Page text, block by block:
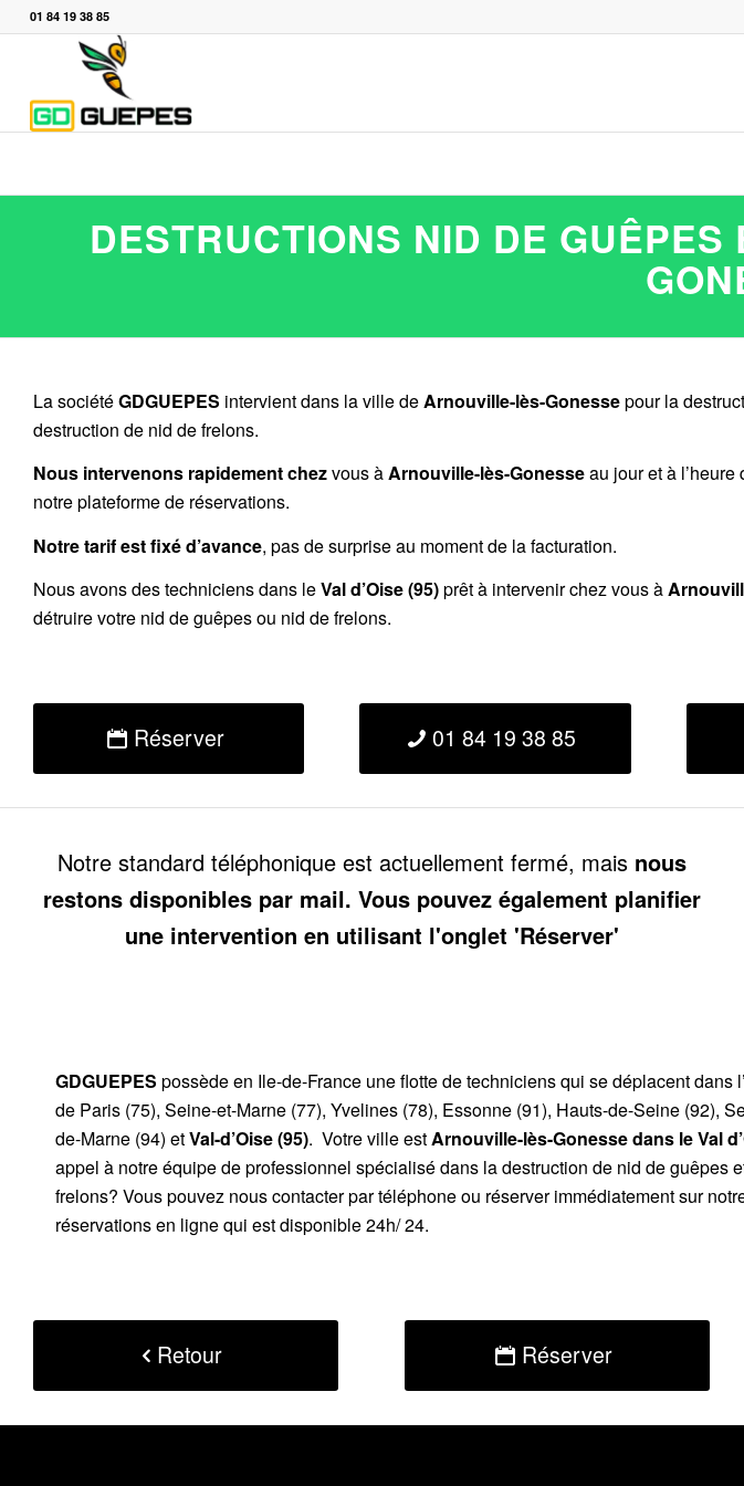
01 84 19 38 85
DESTRUCTIONS NID DE
La sociétéGDGUEPES intervient dans la ville de Arnouville-lès-Gonessepour la
destruction de nid de frelons.
Nous intervenons rapidement chezvous àArnouville-lès-Gonesseau jour et à
notre plateforme de réservations.
Notre tarif est fixé d’avance, pas de surprise au moment de la facturation.
Nous avons des techniciens dans leVal d’Oise (95)prêt à intervenir chez vous à
détruire votre nid de guêpes ou nid de frelons.
Réserver 01 84 19 38 85
Notre standard téléphonique est actuellement fermé, mais nous
restons disponibles par mail. Vous pouvez également planifier
une intervention en utilisant l'onglet 'Réserver'
GDGUEPES possède en Ile-de-France une flotte de techniciens qui se déplacent dans
de Paris (75), Seine-et-Marne (77), Yvelines (78), Essonne (91), Hauts-de-Seine (92),
de-Marne (94) etVal-d’Oise (95). Votre ville est Arnouville-lès-Gonesse dans le Val
appel à notre équipe de professionnel spécialisé dans la destruction de nid de guêpes
frelons? Vous pouvez nous contacter par téléphone ou réserver immédiatement sur
réservations en ligne qui est disponible 24h/ 24.
Retour Réserver